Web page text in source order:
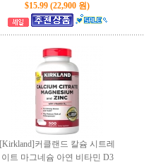
$15.99 (22,900 원)
[Kirkland]커클랜드 칼슘 시트레
이트 마그네슘 아연 비타민 D3